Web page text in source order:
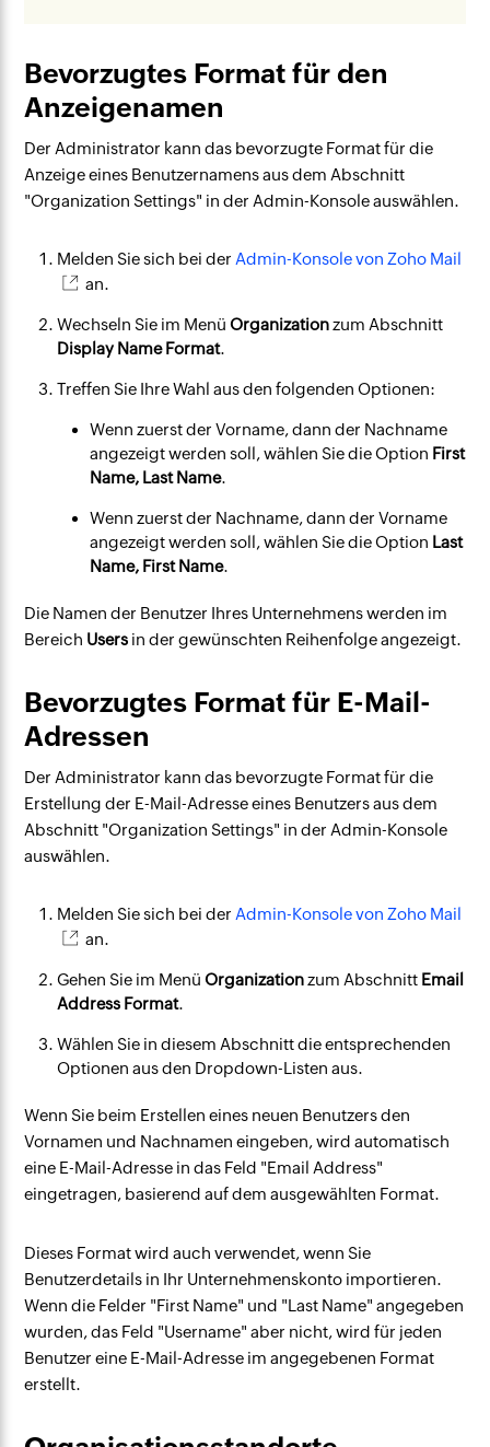
Bevorzugtes Format für den
Anzeigenamen
Der Administrator kann das bevorzugte Format für die
Anzeige eines Benutzernamens aus dem Abschnitt
"Organization Settings" in der Admin-Konsole auswählen.
Melden Sie sich bei der Admin-Konsole von Zoho Mail
an.
Wechseln Sie im MenüOrganizationzum Abschnitt
Display Name Format.
Treffen Sie Ihre Wahl aus den folgenden Optionen:
Wenn zuerst der Vorname, dann der Nachname
angezeigt werden soll, wählen Sie die Option First
Name, Last Name.
Wenn zuerst der Nachname, dann der Vorname
angezeigt werden soll, wählen Sie die Option Last
Name, First Name.
Die Namen der Benutzer Ihres Unternehmens werden im
Bereich Users in der gewünschten Reihenfolge angezeigt.
Bevorzugtes Format für E-Mail-
Adressen
Der Administrator kann das bevorzugte Format für die
Erstellung der E-Mail-Adresse eines Benutzers aus dem
Abschnitt "Organization Settings" in der Admin-Konsole
auswählen.
Melden Sie sich bei der Admin-Konsole von Zoho Mail
an.
Gehen Sie im MenüOrganizationzum Abschnitt Email
Address Format.
Wählen Sie in diesem Abschnitt die entsprechenden
Optionen aus den Dropdown-Listen aus.
Wenn Sie beim Erstellen eines neuen Benutzers den
Vornamen und Nachnamen eingeben, wird automatisch
eine E-Mail-Adresse in das Feld "Email Address"
eingetragen, basierend auf dem ausgewählten Format.
Dieses Format wird auch verwendet, wenn Sie
Benutzerdetails in Ihr Unternehmenskonto importieren.
Wenn die Felder "First Name" und "Last Name" angegeben
wurden, das Feld "Username" aber nicht, wird für jeden
Benutzer eine E-Mail-Adresse im angegebenen Format
erstellt.